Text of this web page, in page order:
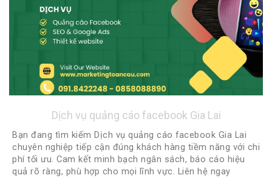
Dịch vụ quảng cáo facebook Gia Lai
Bạn đang tìm kiếm Dịch vụ quảng cáo facebook Gia Lai
chuyên nghiệp tiếp cận đúng khách hàng tiềm năng với chi
phí tối ưu. Cam kết minh bạch ngân sách, báo cáo hiệu
quả rõ ràng, phù hợp cho mọi lĩnh vực. Liên hệ ngay